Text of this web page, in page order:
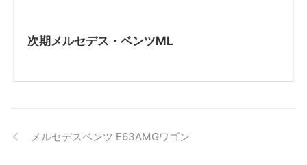
次期メルセデス・ベンツML
メルセデスベンツ E63AMGワゴン